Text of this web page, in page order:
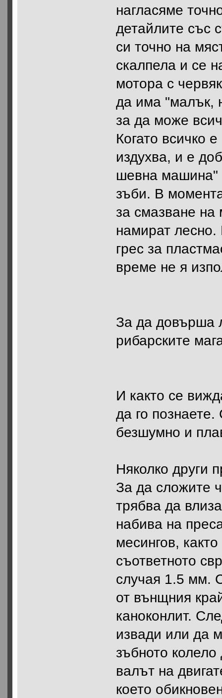
нагласяме
детайлите със
си точно на
скалпела и се
мотора с
да има "малък,
за да може
Когато всичко
издухва, и е
шевна машина"
зъби. В
за смазване на
намират
грес за
време не я
За да довърша
рибарските
И както се
да го
безшумно и
Няколко други
За да сложите
трябва да
набива на
месингов,
съответното
случая 1.5 мм.
от вънщния
каноконлит.
извади или да
зъбното
валът на
което